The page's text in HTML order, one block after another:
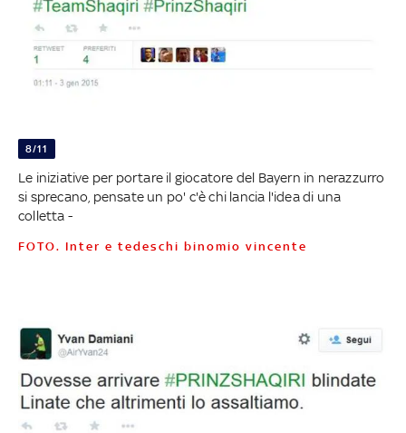
8/11
Le iniziative per portare il giocatore del Bayern in nerazzurro
si sprecano, pensate un po' c'è chi lancia l'idea di una
colletta -
FOTO. Inter e tedeschi binomio vincente